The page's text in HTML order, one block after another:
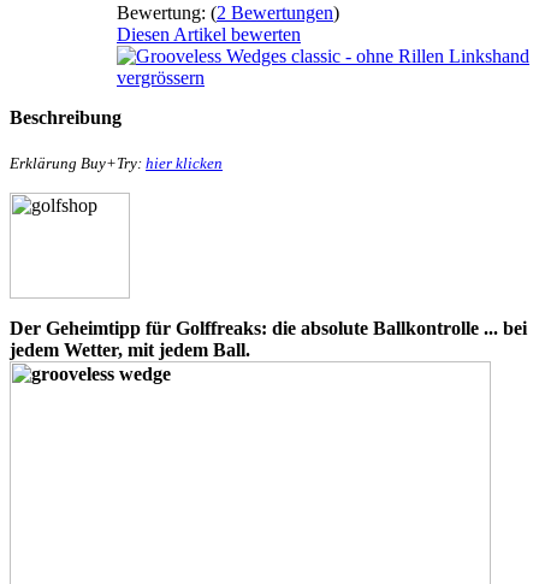
Hölzer
Bewertung: (2 Bewertungen)
Diesen Artikel bewerten
vergrössern
Beschreibung
Erklärung Buy+Try: hier klicken
Der Geheimtipp für Golffreaks: die absolute Ballkontrolle ... bei
jedem Wetter, mit jedem Ball.